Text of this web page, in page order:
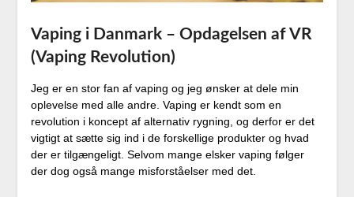
Vaping i Danmark – Opdagelsen af VR
(Vaping Revolution)
Jeg er en stor fan af vaping og jeg ønsker at dele min
oplevelse med alle andre. Vaping er kendt som en
revolution i koncept af alternativ rygning, og derfor er det
vigtigt at sætte sig ind i de forskellige produkter og hvad
der er tilgængeligt. Selvom mange elsker vaping følger
der dog også mange misforståelser med det.